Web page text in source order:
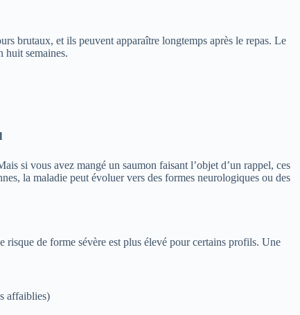
brutaux, et ils peuvent apparaître longtemps après le repas. Le
huit semaines.
si vous avez mangé un saumon faisant l’objet d’un rappel, ces
la maladie peut évoluer vers des formes neurologiques ou des
de forme sévère est plus élevé pour certains profils. Une
affaiblies)